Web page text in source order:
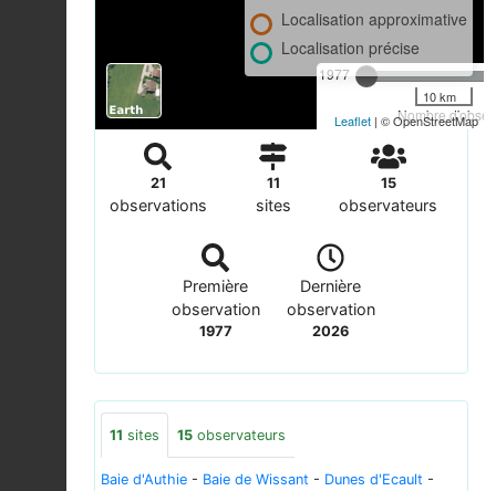
1977
Nombre
Localisation approximative
Localisation précise
10 km
Leaflet | © OpenStreetMap
21
observations
11
sites
15
observateurs
Première
observation
1977
Dernière
observation
2026
11 sites 15 observateurs
Baie d'Authie - Baie de Wissant - Dunes d'Ecault -